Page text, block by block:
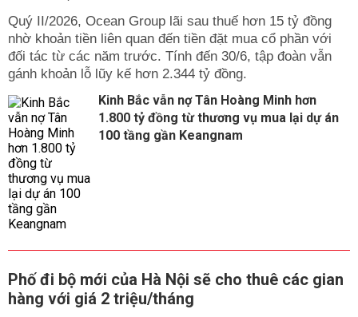
Quý II/2026, Ocean Group lãi sau thuế hơn 15 tỷ đồng
nhờ khoản tiền liên quan đến tiền đặt mua cổ phần với
đối tác từ các năm trước. Tính đến 30/6, tập đoàn vẫn
gánh khoản lỗ lũy kế hơn 2.344 tỷ đồng.
Kinh Bắc vẫn nợ Tân Hoàng Minh hơn
1.800 tỷ đồng từ thương vụ mua lại dự án
100 tầng gần Keangnam
Phố đi bộ mới của Hà Nội sẽ cho thuê các gian
hàng với giá 2 triệu/tháng